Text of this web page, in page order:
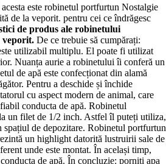
este robinetul portfurtun Nostalgie
de la veporit. pentru cei ce îndrăgesc
de produs ale robinetului
veporit. De ce trebuie să cumpărați:
utilizabil multiplu. El poate fi utilizat
Nuanța aurie a robinetului îi conferă un
de apă este confecționat din alamă
Pentru a deschide și închide
cu aspect modern de animal, care
conducta de apă. Robinetul
un filet de 1/2 inch. Astfel îl puteți utiliza,
spațiul de depozitare. Robinetul portfurtun
un highlight datorită lustruirii sale de
unde este montat. În același timp,
de apă. În concluzie: porniți apa